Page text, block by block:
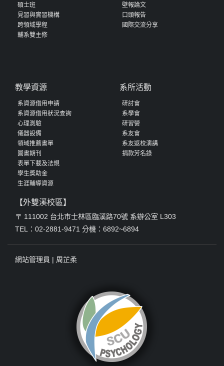
碩士班
見習與實習機構
跨領域學程
輔系雙主修
壁報論文
口頭報告
國際交流分享
教學資源
系資源借用申請
系資源借用狀況查詢
心理測驗
儀器設備
領域推薦書單
圖書期刊
表單下載及法規
學生獎助金
生涯輔導資源
系所活動
研討會
系學會
研習營
系友會
系友返校演講
捐款芳名錄
【外雙溪校區】
〒 111002 台北市士林區臨溪路70號 系辦公室 L303
TEL：02-2881-9471 分機：6892~6894
網站管理員 | 周芷柔